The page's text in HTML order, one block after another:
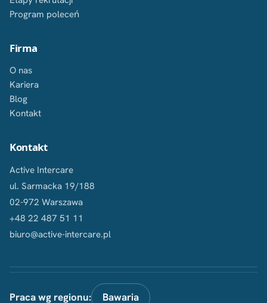
Program poleceń
Firma
O nas
Kariera
Blog
Kontakt
Kontakt
Active Intercare
ul. Sarmacka 19/188
02-972 Warszawa
+48 22 487 51 11
biuro@active-intercare.pl
Praca wg regionu: Bawaria